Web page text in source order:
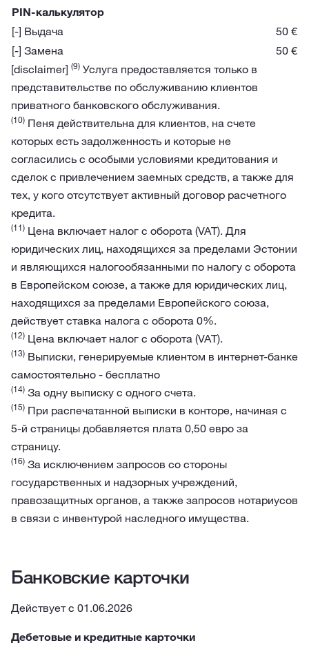
PIN-калькулятор
[-] Выдача
50 €
[-] Замена
50 €
[disclaimer] (9) Услуга предоставляется только в
представительстве по обслуживанию клиентов
приватного банковского обслуживания.
(10) Пеня действительна для клиентов, на счете
которых есть задолженность и которые не
согласились с особыми условиями кредитования и
сделок с привлечением заемных средств, а также для
тех, у кого отсутствует активный договор расчетного
кредита.
(11) Цена включает налог с оборота (VAT). Для
юридических лиц, находящихся за пределами Эстонии
и являющихся налогообязанными по налогу с оборота
в Европейском союзе, а также для юридических лиц,
находящихся за пределами Европейского союза,
действует ставка налога с оборота 0%.
(12) Цена включает налог с оборота (VAT).
(13) Выписки, генерируемые клиентом в интернет-банке
самостоятельно - бесплатно
(14) За одну выписку с одного счета.
(15) При распечатанной выписки в конторе, начиная с
5-й страницы добавляется плата 0,50 евро за
страницу.
(16) За исключением запросов со стороны
государственных и надзорных учреждений,
правозащитных органов, а также запросов нотариусов
в связи с инвентурой наследного имущества.
Банковские карточки
Действует с 01.06.2026
Дебетовые и кредитные карточки